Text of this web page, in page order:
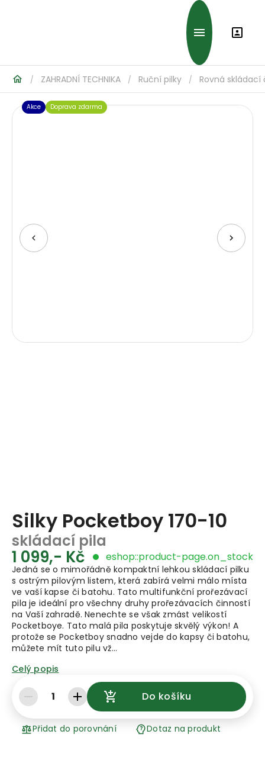
/ ZAHRADNÍ TECHNIKA / Ruční pilky / Rovná skládací
Akce Doprava zdarma
Silky Pocketboy 170-10
skládací pila
1 099,- Kč eshop::product-page.on_stock
Jedná se o mimořádně kompaktní lehkou skládací pilku
s ostrým pilovým listem, která zabírá velmi málo místa
ve vaší kapse či batohu. Tato multifunkční prořezávací
pila je ideální pro všechny druhy prořezávacích činností
na Vaší zahradě. Nenechte se však zmást velikostí
Pocketboye. Tato malá pila poskytuje skvělý výkon! A
protože se Pocketboy snadno vejde do kapsy či batohu,
můžete mít tuto pilu vž…
Celý popis
1 Do košíku
Přidat do porovnání Dotaz na produkt